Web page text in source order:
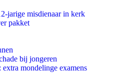
jarige misdienaar in kerk
pakket
bij jongeren
mondelinge examens